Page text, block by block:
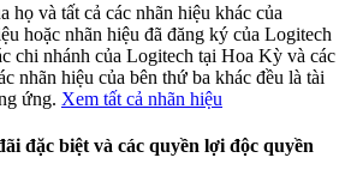
họ và tất cả các nhãn hiệu khác của
hoặc nhãn hiệu đã đăng ký của Logitech
chi nhánh của Logitech tại Hoa Kỳ và các
nhãn hiệu của bên thứ ba khác đều là tài
ứng. Xem tất cả nhãn hiệu
đặc biệt và các quyền lợi độc quyền